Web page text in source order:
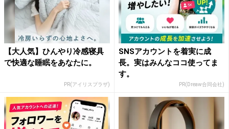
【大人気】ひんやり冷感寝具
で快適な睡眠をあなたに。
PR(アイリスプラザ)
SNSアカウントを着実に成
長。実はみんなココ使ってま
す。
PR(Dreaw合同会社)